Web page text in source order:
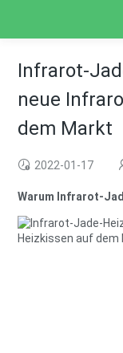
Infrarot-
neue
dem Markt
2022-01-17
Warum Infrarot-